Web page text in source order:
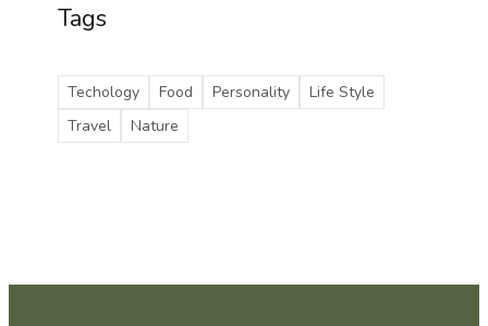
Tags
Techology Food Personality
Life Style
Travel
Nature